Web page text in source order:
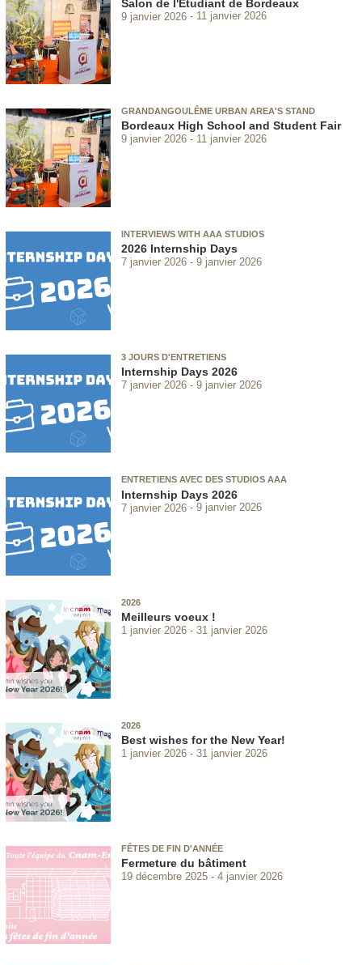
Salon de l'Étudiant de Bordeaux
9 janvier 2026 11 janvier 2026
GRANDANGOULÊME URBAN AREA'S STAND
Bordeaux High School and Student Fair
9 janvier 2026 11 janvier 2026
INTERVIEWS WITH AAA STUDIOS
2026 Internship Days
7 janvier 2026 9 janvier 2026
3 JOURS D'ENTRETIENS
Internship Days 2026
7 janvier 2026 9 janvier 2026
ENTRETIENS AVEC DES STUDIOS AAA
Internship Days 2026
7 janvier 2026 9 janvier 2026
2026
Meilleurs voeux !
1 janvier 2026 31 janvier 2026
2026
Best wishes for the New Year!
1 janvier 2026 31 janvier 2026
FÊTES DE FIN D'ANNÉE
Fermeture du bâtiment
19 décembre 2025 4 janvier 2026